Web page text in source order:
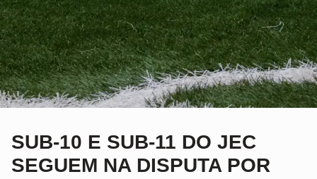
SUB-10 E SUB-11 DO JEC
SEGUEM NA DISPUTA POR